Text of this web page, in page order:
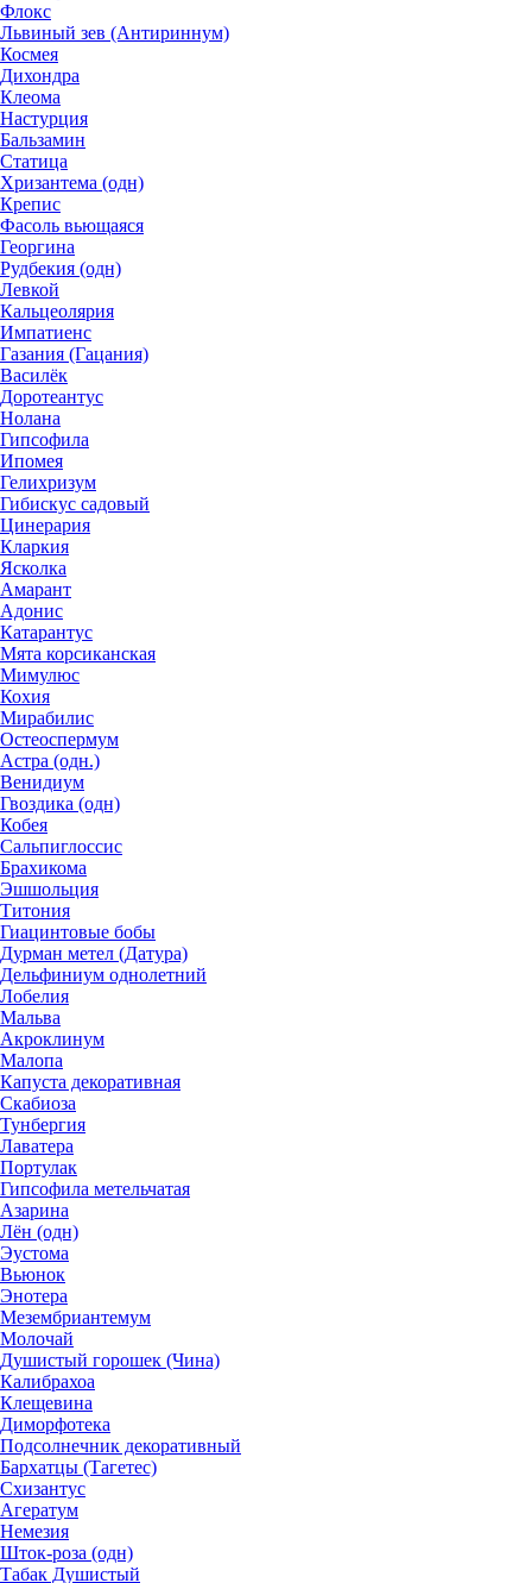
Флокс
Львиный зев (Антириннум)
Космея
Дихондра
Клеома
Настурция
Бальзамин
Статица
Хризантема (одн)
Крепис
Фасоль вьющаяся
Георгина
Рудбекия (одн)
Левкой
Кальцеолярия
Импатиенс
Газания (Гацания)
Василёк
Доротеантус
Нолана
Гипсофила
Ипомея
Гелихризум
Гибискус садовый
Цинерария
Кларкия
Ясколка
Амарант
Адонис
Катарантус
Мята корсиканская
Мимулюс
Кохия
Мирабилис
Остеоспермум
Астра (одн.)
Венидиум
Гвоздика (одн)
Кобея
Сальпиглоссис
Брахикома
Эшшольция
Титония
Гиацинтовые бобы
Дурман метел (Датура)
Дельфиниум однолетний
Лобелия
Мальва
Акроклинум
Малопа
Капуста декоративная
Скабиоза
Тунбергия
Лаватера
Портулак
Гипсофила метельчатая
Азарина
Лён (одн)
Эустома
Вьюнок
Энотера
Мезембриантемум
Молочай
Душистый горошек (Чина)
Калибрахоа
Клещевина
Диморфотека
Подсолнечник декоративный
Бархатцы (Тагетес)
Схизантус
Агератум
Немезия
Шток-роза (одн)
Табак Душистый